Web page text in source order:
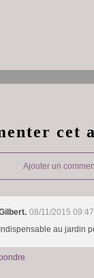
cet
Ajouter un
08/11/2015 09:47
Indispensable au jardin